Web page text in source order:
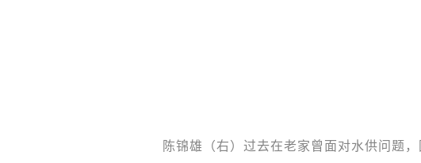
陈锦雄（右）过去在老家曾面对水供问题